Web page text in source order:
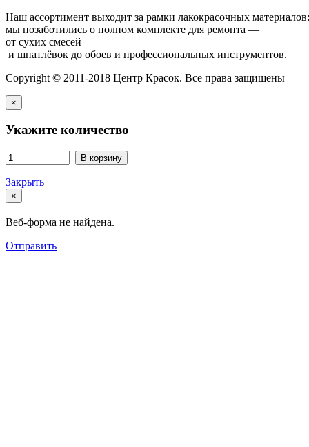
Наш ассортимент выходит за рамки лакокрасочных
мы позаботились о полном комплекте для ремонта —
от сухих смесей
и шпатлёвок до обоев и профессиональных инструментов.
Copyright © 2011-2018 Центр Красок. Все права защищены
×
Укажите количество
В корзину
Закрыть
×
Веб-форма не найдена.
Отправить